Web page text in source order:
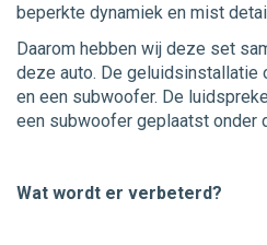
beperkte dynamiek en mist
Daarom hebben wij deze set
deze auto. De geluidsinstallatie
en een subwoofer. De
een subwoofer geplaatst onder
Wat wordt er verbeterd?